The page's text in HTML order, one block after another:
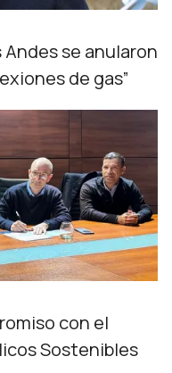
se anularon
de gas”
con el
Sostenibles